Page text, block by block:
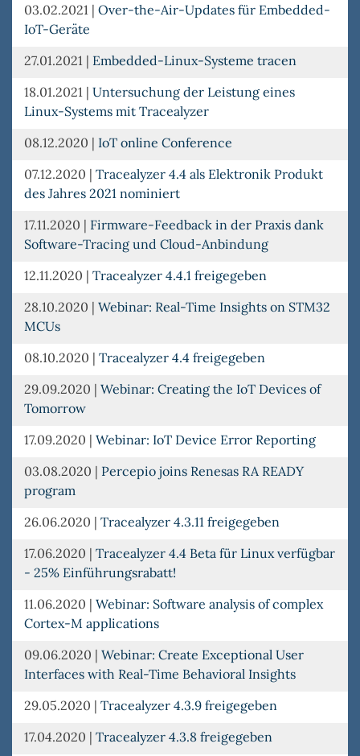
03.02.2021 | Over-the-Air-Updates für Embedded-
IoT-Geräte
27.01.2021 | Embedded-Linux-Systeme tracen
18.01.2021 | Untersuchung der Leistung eines
Linux-Systems mit Tracealyzer
08.12.2020 | IoT online Conference
07.12.2020 | Tracealyzer 4.4 als Elektronik Produkt
des Jahres 2021 nominiert
17.11.2020 | Firmware-Feedback in der Praxis dank
Software-Tracing und Cloud-Anbindung
12.11.2020 | Tracealyzer 4.4.1 freigegeben
28.10.2020 | Webinar: Real-Time Insights on STM32
MCUs
08.10.2020 | Tracealyzer 4.4 freigegeben
29.09.2020 | Webinar: Creating the IoT Devices of
Tomorrow
17.09.2020 | Webinar: IoT Device Error Reporting
03.08.2020 | Percepio joins Renesas RA READY
program
26.06.2020 | Tracealyzer 4.3.11 freigegeben
17.06.2020 | Tracealyzer 4.4 Beta für Linux verfügbar
- 25% Einführungsrabatt!
11.06.2020 | Webinar: Software analysis of complex
Cortex-M applications
09.06.2020 | Webinar: Create Exceptional User
Interfaces with Real-Time Behavioral Insights
29.05.2020 | Tracealyzer 4.3.9 freigegeben
17.04.2020 | Tracealyzer 4.3.8 freigegeben